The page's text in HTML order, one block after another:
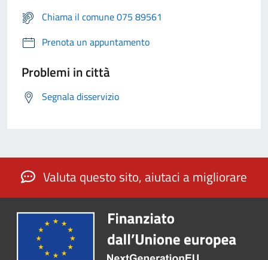
Chiama il comune 075 89561
Prenota un appuntamento
Problemi in città
Segnala disservizio
Valuta questo sito, aiutaci a migliorare